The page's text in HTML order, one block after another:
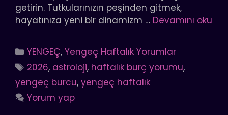
getirin. Tutkularınızın peşinden gitmek,
hayatınıza yeni bir dinamizm … Devamını oku
Kategoriler
YENGEÇ,Yengeç Haftalık Yorumlar
Etiketler
2026, astroloji, haftalık burç yorumu,
yengeç burcu, yengeç haftalık
Yorum yap